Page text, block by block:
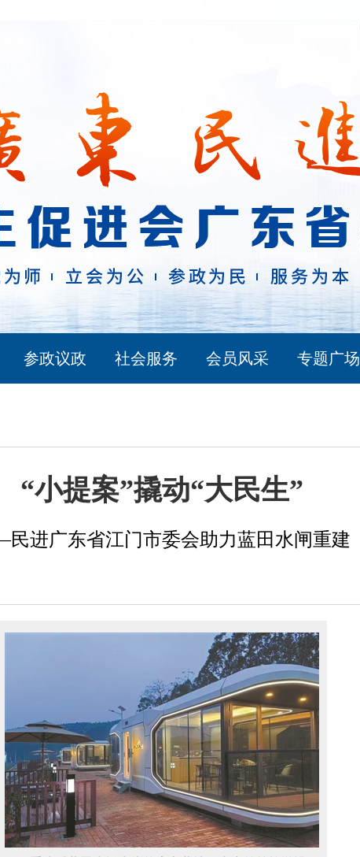
参政议政 社会服务 会员风采 专题广场
“小提案”撬动“大民生”
进广东省江门市委会助力蓝田水闸重建